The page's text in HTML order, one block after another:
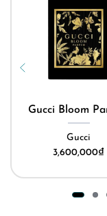
Gucci Bloom
Gucci
3,600,000₫